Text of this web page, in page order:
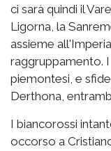
ci sarà quindi il
Ligorna, la
assieme
raggruppamento.
piemontesi, e
Derthona,
I biancorossi
occorso a